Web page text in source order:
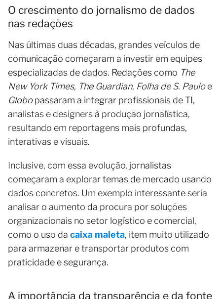
O crescimento do jornalismo de dados
nas redações
Nas últimas duas décadas, grandes veículos de
comunicação começaram a investir em equipes
especializadas de dados. Redações como The
New York Times, The Guardian, Folha de S. Pauloe
Globopassaram a integrar profissionais de TI,
analistas e designers à produção jornalística,
resultando em reportagens mais profundas,
interativas e visuais.
Inclusive, com essa evolução, jornalistas
começaram a explorar temas de mercado usando
dados concretos. Um exemplo interessante seria
analisar o aumento da procura por soluções
organizacionais no setor logístico e comercial,
como o uso da caixa maleta, item muito utilizado
para armazenar e transportar produtos com
praticidade e segurança.
A importância da transparência e da fonte